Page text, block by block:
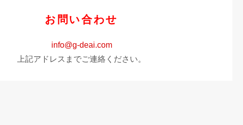
お問い合わせ
info@g-deai.com
上記アドレスまでご連絡ください。